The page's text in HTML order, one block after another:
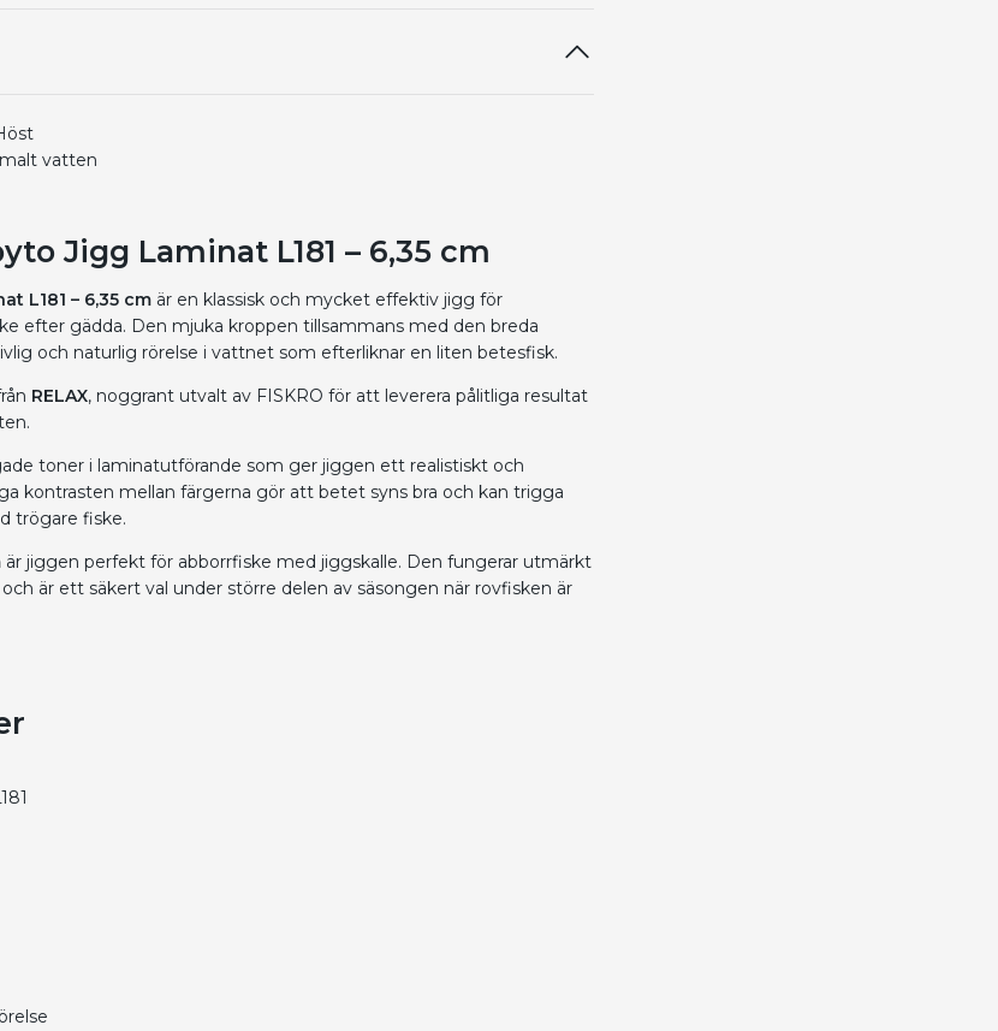
vatten
Jigg Laminat L181 – 6,35 cm
L181 – 6,35 cm är en klassisk och mycket effektiv jigg för
efter gädda. Den mjuka kroppen tillsammans med den breda
och naturlig rörelse i vattnet som efterliknar en liten betesfisk.
RELAX, noggrant utvalt av FISKRO för att leverera pålitliga resultat
toner i laminatutförande som ger jiggen ett realistiskt och
kontrasten mellan färgerna gör att betet syns bra och kan trigga
trögare fiske.
är jiggen perfekt för abborrfiske med jiggskalle. Den fungerar utmärkt
är ett säkert val under större delen av säsongen när rovfisken är